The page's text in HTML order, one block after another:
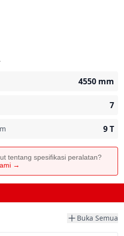
4550 mm
7
9T
tentang spesifikasi peralatan?
→
Buka Semua